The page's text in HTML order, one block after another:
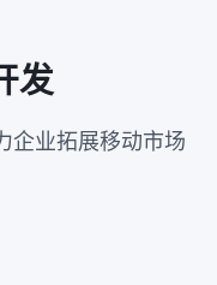
发
企业拓展移动市场